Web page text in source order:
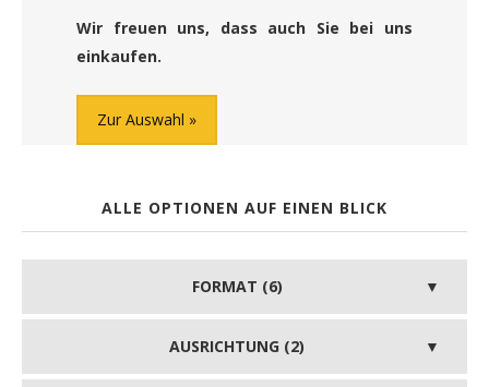
Wir freuen uns, dass auch Sie bei uns
einkaufen.
Zur Auswahl
ALLE OPTIONEN AUF EINEN BLICK
FORMAT (6)
AUSRICHTUNG (2)